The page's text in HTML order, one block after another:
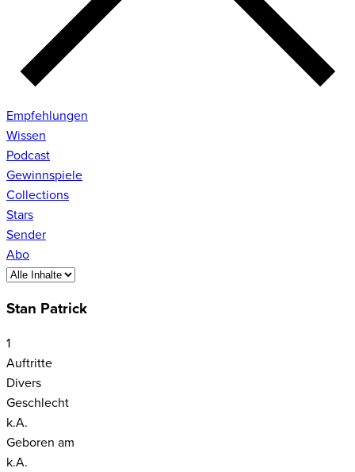
Empfehlungen
Wissen
Podcast
Gewinnspiele
Collections
Stars
Sender
Abo
Stan Patrick
1
Auftritte
Divers
Geschlecht
k.A.
Geboren am
k.A.